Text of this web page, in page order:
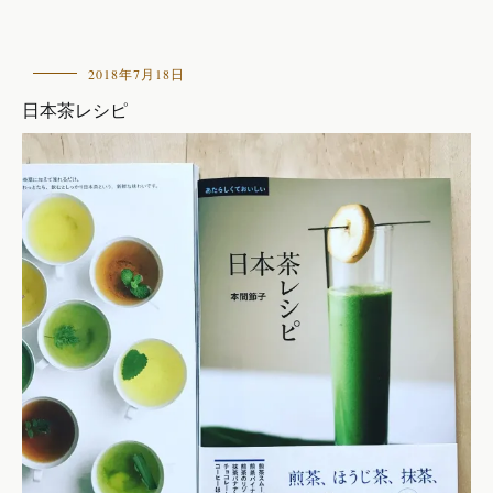
本
紹
介
2018年7月18日
日本茶レシピ